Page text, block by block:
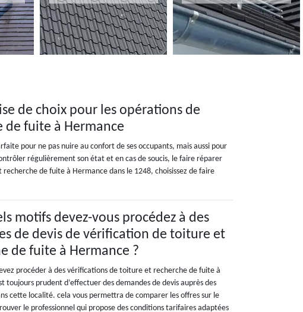
de choix pour les opérations de
fuite à Hermance
pour ne pas nuire au confort de ses occupants, mais aussi pour
régulièrement son état et en cas de soucis, le faire réparer
de fuite à Hermance dans le 1248, choisissez de faire
motifs devez-vous procédez à des
de devis de vérification de toiture et
de fuite à Hermance ?
procéder à des vérifications de toiture et recherche de fuite à
toujours prudent d’effectuer des demandes de devis auprès des
cette localité. cela vous permettra de comparer les offres sur le
le professionnel qui propose des conditions tarifaires adaptées